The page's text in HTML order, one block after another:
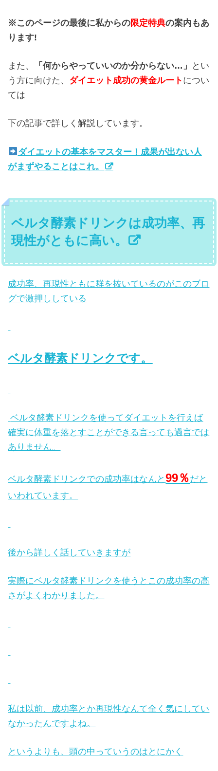
※このページの最後に私からの限定特典の案内もあ
ります!
また、 「何からやっていいのか分からない…」
とい
う方に向けた、 ダイエット成功の黄金ルート につい
ては
下の記事で詳しく解説しています。
ダイエットの基本をマスター！成果が出ない人
がまずやることはこれ。
ベルタ酵素ドリンクは成功率、再
現性がともに高い。
成功率、再現性ともに群を抜いているのがこのブロ
グで激押ししている
ベルタ酵素ドリンクです。
ベルタ酵素ドリンクを使ってダイエットを行えば
確実に体重を落とすことができる言っても過言では
ありません。
ベルタ酵素ドリンクでの成功率はなんと99％だと
いわれています。
後から詳しく話していきますが
実際にベルタ酵素ドリンクを使うとこの成功率の高
さがよくわかりました。
私は以前、成功率とか再現性なんて全く気にしてい
なかったんですよね。
というよりも、頭の中っていうのはとにかく